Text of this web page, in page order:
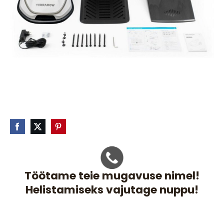
Töötame teie mugavuse nimel!
Helistamiseks vajutage nuppu!